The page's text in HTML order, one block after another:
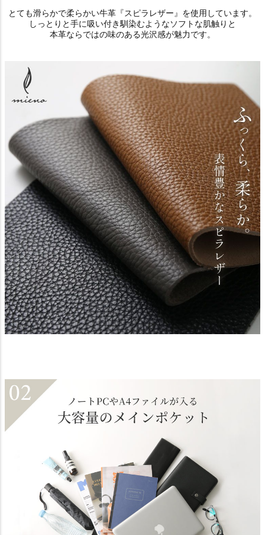
とても滑らかで柔らかい牛革『スピラレザー』を使用しています。
しっとりと手に吸い付き馴染むようなソフトな肌触りと
本革ならではの味のある光沢感が魅力です。